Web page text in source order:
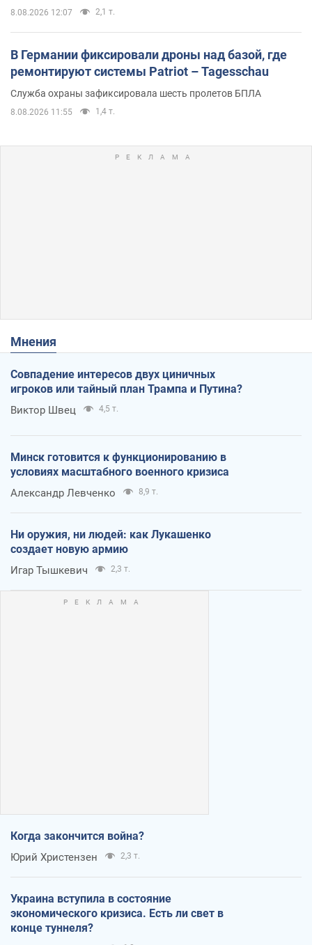
8.08.2026 12:07 2,1 т.
В Германии фиксировали дроны над базой, где
ремонтируют системы Patriot – Tagesschau
Служба охраны зафиксировала шесть пролетов БПЛА
8.08.2026 11:55 1,4 т.
Мнения
Совпадение интересов двух циничных
игроков или тайный план Трампа и Путина?
Виктор Швец 4,5 т.
Минск готовится к функционированию в
условиях масштабного военного кризиса
Александр Левченко 8,9 т.
Ни оружия, ни людей: как Лукашенко
создает новую армию
Игар Тышкевич 2,3 т.
Когда закончится война?
Юрий Христензен 2,3 т.
Украина вступила в состояние
экономического кризиса. Есть ли свет в
конце туннеля?